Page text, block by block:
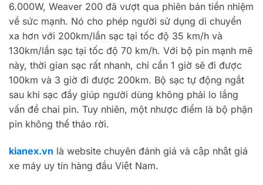
6.000W, Weaver 200 đã vượt qua phiên bản tiền nhiệm
về sức mạnh. Nó cho phép người sử dụng di chuyển
xa hơn với 200km/lần sạc tại tốc độ 35 km/h và
130km/lần sạc tại tốc độ 70 km/h. Với bộ pin mạnh mẽ
này, thời gian sạc rất nhanh, chỉ cần 1 giờ sẽ đi được
100km và 3 giờ đi được 200km. Bộ sạc tự động ngắt
sau khi sạc đầy giúp người dùng không phải lo lắng
vấn đề chai pin. Tuy nhiên, một nhược điểm là bộ phận
pin không thể tháo rời.
kianex.vn là website chuyên đánh giá và cập nhật giá
xe máy uy tín hàng đầu Việt Nam.